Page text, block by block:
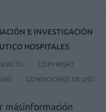
E INVESTIGACIÓN
HOSPITALES
COPYRIGHT
CONDICIONES DE USO